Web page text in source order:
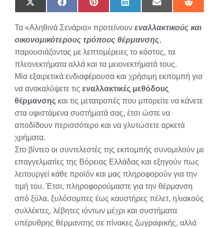
Share
on
(Twitter)
Share
on
Share
on
Share
on
Share
on
Share
on
Τα «Αληθινά Σενάρια» προτείνουν εναλλακτικούς και
οικονομικότερους τρόπους θέρμανσης,
παρουσιάζοντας με λεπτομέρειες το κόστος, τα
πλεονεκτήματα αλλά και τα μειονεκτήματά τους.
Μία εξαιρετικά ενδιαφέρουσα και χρήσιμη εκπομπή για
να ανακαλύψετε τις εναλλακτικές μεθόδους
θέρμανσης και τις μετατροπές που μπορείτε να κάνετε
στα υφιστάμενα συστήματά σας, έτσι ώστε να
αποδίδουν περισσότερο και να γλυτώσετε αρκετά
χρήματα.
Στο βίντεο οι συντελεστές της εκπομπής συνομιλούν με
επαγγελματίες της Βόρειας Ελλάδας και εξηγούν πως
λειτουργεί κάθε προϊόν και μας πληροφορούν για την
τιμή του. Έτσι, πληροφορούμαστε για την θέρμανση
από ξύλα, ξυλόσομπες έως καυστήρες πέλετ, ηλιακούς
συλλέκτες, λέβητες ιόντων μέχρι και συστήματα
υπέρυθρης θέρμανσης σε πίνακες ζωγραφικής, αλλά